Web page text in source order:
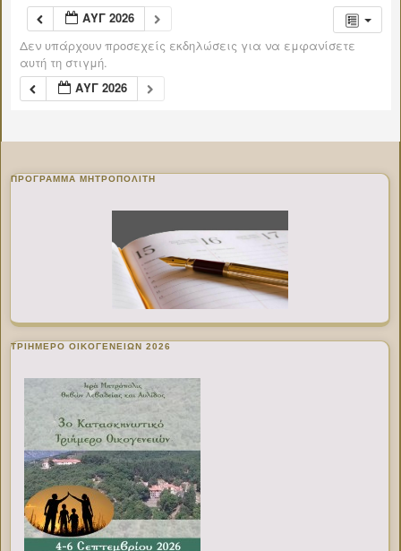
ΑΥΓ 2026
Δεν υπάρχουν προσεχείς εκδηλώσεις για να εμφανίσετε
αυτή τη στιγμή.
ΑΥΓ 2026
ΠΡΌΓΡΑΜΜΑ ΜΗΤΡΟΠΟΛΊΤΗ
ΤΡΙΗΜΕΡΟ ΟΙΚΟΓΕΝΕΙΩΝ 2026